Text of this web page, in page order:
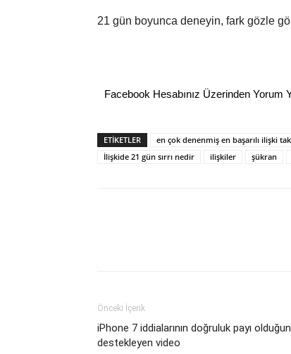
21 gün boyunca deneyin, fark gözle
Facebook Hesabınız Üzerinden Yorum
ETİKETLER en çok denenmiş en başarılı ilişki
İlişkide 21 gün sırrı nedir
ilişkiler şükran
Önceki İçerik
iPhone 7 iddialarının doğruluk payı
destekleyen video